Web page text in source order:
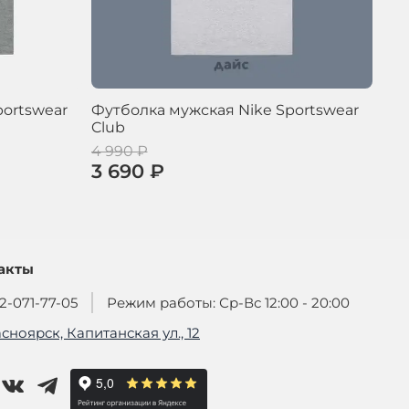
Футболка мужская Nike Sportswear
Club
4 990 ₽
3 690 ₽
071-77-05
Режим работы: Ср-Вс 12:00 - 20:00
Капитанская ул., 12